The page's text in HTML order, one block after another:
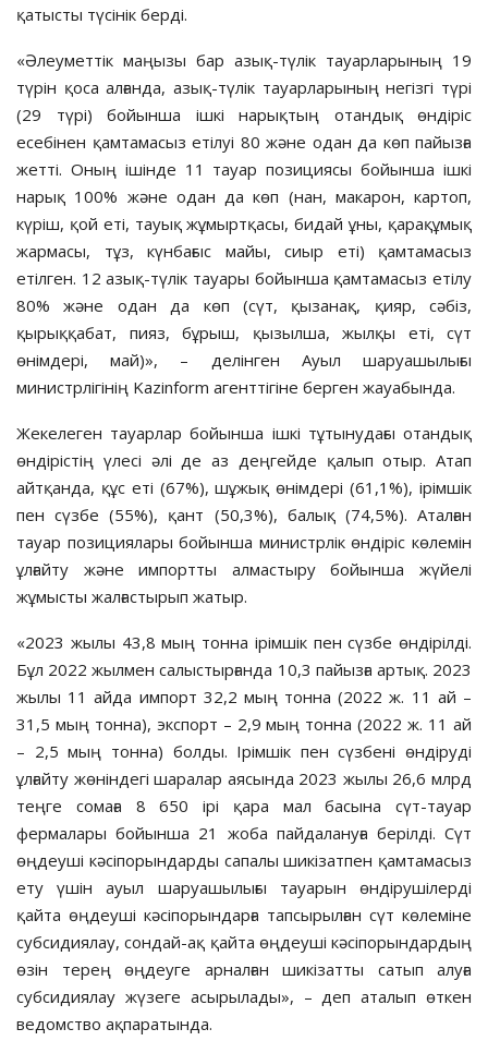
қатысты түсінік берді.
«Әлеуметтік маңызы бар азық-түлік тауарларының 19
түрін қоса алғанда, азық-түлік тауарларының негізгі түрі
(29 түрі) бойынша ішкі нарықтың отандық өндіріс
есебінен қамтамасыз етілуі 80 және одан да көп пайызға
жетті. Оның ішінде 11 тауар позициясы бойынша ішкі
нарық 100% және одан да көп (нан, макарон, картоп,
күріш, қой еті, тауық жұмыртқасы, бидай ұны, қарақұмық
жармасы, тұз, күнбағыс майы, сиыр еті) қамтамасыз
етілген. 12 азық-түлік тауары бойынша қамтамасыз етілу
80% және одан да көп (сүт, қызанақ, қияр, сәбіз,
қырыққабат, пияз, бұрыш, қызылша, жылқы еті, сүт
өнімдері, май)», – делінген Ауыл шаруашылығы
министрлігінің Kazinform агенттігіне берген жауабында.
Жекелеген тауарлар бойынша ішкі тұтынудағы отандық
өндірістің үлесі әлі де аз деңгейде қалып отыр. Атап
айтқанда, құс еті (67%), шұжық өнімдері (61,1%), ірімшік
пен сүзбе (55%), қант (50,3%), балық (74,5%). Аталған
тауар позициялары бойынша министрлік өндіріс көлемін
ұлғайту және импортты алмастыру бойынша жүйелі
жұмысты жалғастырып жатыр.
«2023 жылы 43,8 мың тонна ірімшік пен сүзбе өндірілді.
Бұл 2022 жылмен салыстырғанда 10,3 пайызға артық. 2023
жылы 11 айда импорт 32,2 мың тонна (2022 ж. 11 ай –
31,5 мың тонна), экспорт – 2,9 мың тонна (2022 ж. 11 ай
– 2,5 мың тонна) болды. Ірімшік пен сүзбені өндіруді
ұлғайту жөніндегі шаралар аясында 2023 жылы 26,6 млрд
теңге сомаға 8 650 ірі қара мал басына сүт-тауар
фермалары бойынша 21 жоба пайдалануға берілді. Сүт
өңдеуші кәсіпорындарды сапалы шикізатпен қамтамасыз
ету үшін ауыл шаруашылығы тауарын өндірушілерді
қайта өңдеуші кәсіпорындарға тапсырылған сүт көлеміне
субсидиялау, сондай-ақ қайта өңдеуші кәсіпорындардың
өзін терең өңдеуге арналған шикізатты сатып алуға
субсидиялау жүзеге асырылады», – деп аталып өткен
ведомство ақпаратында.